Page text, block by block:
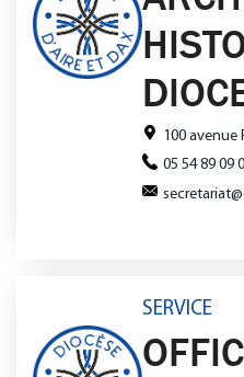
100 avenue
05 54 89 09
SERVICE